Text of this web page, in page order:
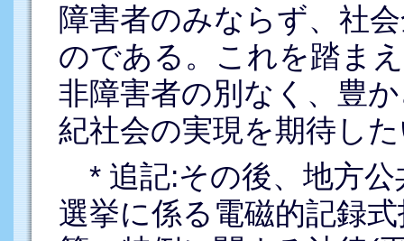
障害者のみならず、社
のである。これを踏ま
非障害者の別なく、豊
紀社会の実現を期待し
* 追記:その後、地方公
選挙に係る電磁的記録